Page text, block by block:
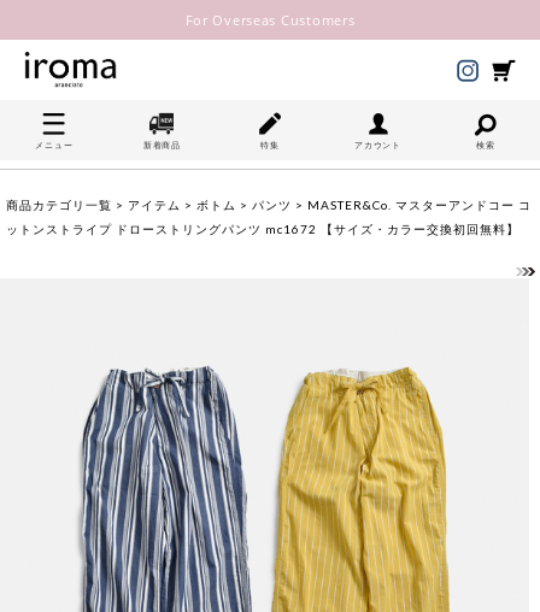
For Overseas Customers
メニュー 新着商品 特集 アカウント 検索
商品カテゴリ一覧 > アイテム > ボトム > パンツ > MASTER&Co. マスターアンドコー コ
ットンストライプ ドローストリングパンツ mc1672 【サイズ・カラー交換初回無料】